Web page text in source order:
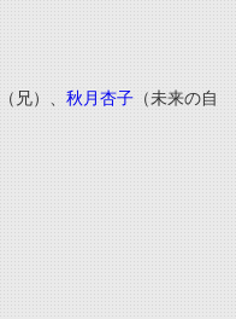
（兄）、 秋月杏子 （未来の自